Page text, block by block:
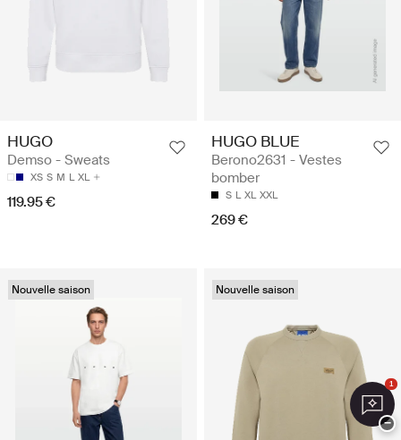
HUGO
Demso - Sweats
XS S M L XL
119.95 €
HUGO BLUE
Berono2631 - Vestes
bomber
S L XL XXL
269 €
Nouvelle saison Nouvelle saison
1
−